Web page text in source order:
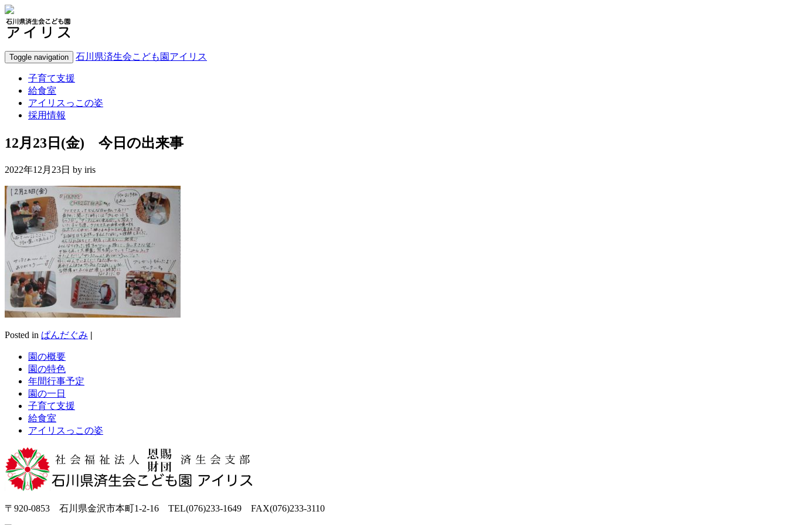
Toggle navigation 石川県済生会こども園アイリス
子育て支援
給食室
アイリスっこの姿
採用情報
12月23日(金) 今日の出来事
2022年12月23日 by iris
Posted in ぱんだぐみ |
園の概要
園の特色
年間行事予定
園の一日
子育て支援
給食室
アイリスっこの姿
〒920-0853 石川県金沢市本町1-2-16 TEL(076)233-1649 FAX(076)233-3110